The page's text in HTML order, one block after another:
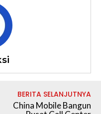
BERITA SELANJUTNYA
China Mobile Bangun